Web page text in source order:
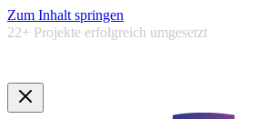
Zum Inhalt springen